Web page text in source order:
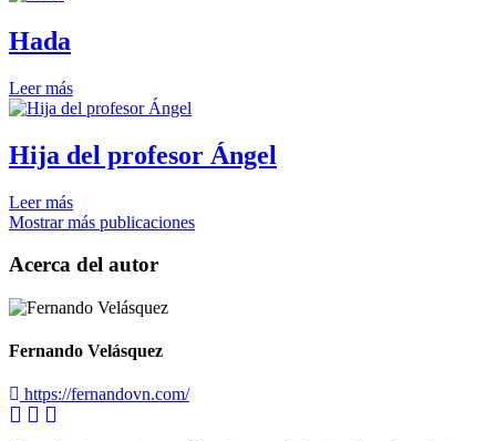
Hada
Leer más
Hija del profesor Ángel
Leer más
Mostrar más publicaciones
Acerca del autor
Fernando Velásquez
https://fernandovn.com/